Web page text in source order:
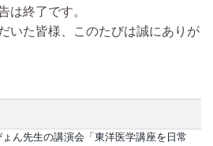
は終了です。
いた皆様、このたびは誠にありが
ょん先生の講演会「東洋医学講座を日常